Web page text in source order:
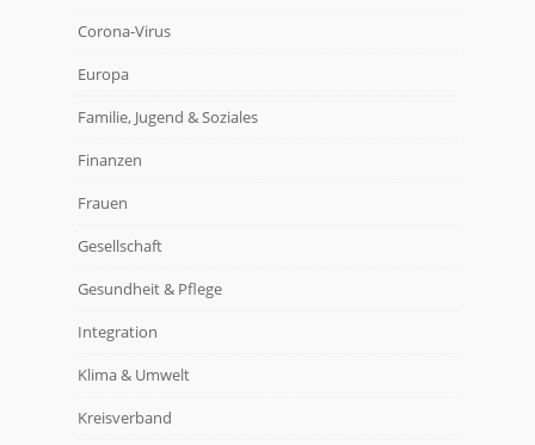
Corona-Virus
Europa
Familie, Jugend & Soziales
Finanzen
Frauen
Gesellschaft
Gesundheit & Pflege
Integration
Klima & Umwelt
Kreisverband